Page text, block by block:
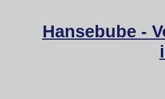
Hansebube -